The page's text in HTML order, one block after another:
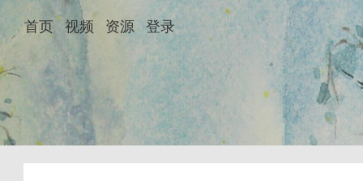
首页 视频 资源 登录